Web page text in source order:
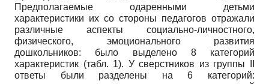
Предполагаемые одаренными детьми
характеристики их со стороны педагогов отражали
различные аспекты социально-личностного,
физического, эмоционального развития
дошкольников: было выделено 8 категорий
характеристик (табл. 1). У сверстников из группы II
ответы были разделены на 6 категорий: